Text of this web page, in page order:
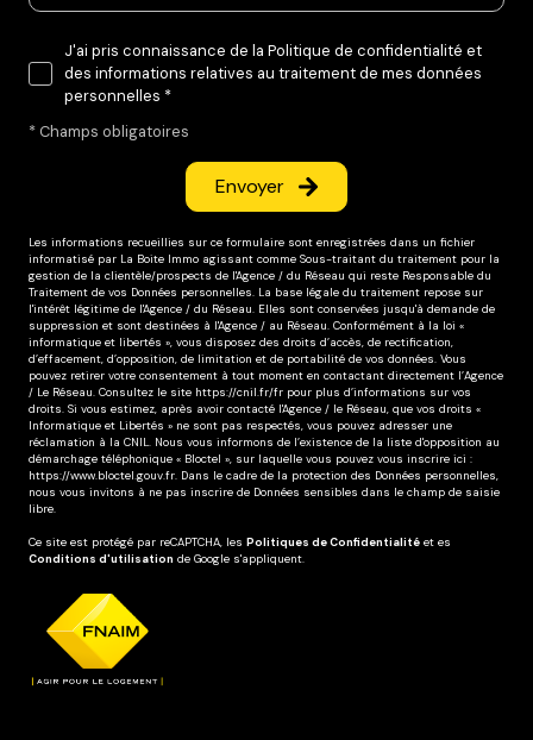
J'ai pris connaissance de la Politique de confidentialité et
des informations relatives au traitement de mes données
personnelles *
* Champs obligatoires
Envoyer
Les informations recueillies sur ce formulaire sont enregistrées dans un fichier
informatisé par La Boite Immo agissant comme Sous-traitant du traitement pour la
gestion de la clientèle/prospects de l'Agence / du Réseau qui reste Responsable du
Traitement de vos Données personnelles. La base légale du traitement repose sur
l'intérêt légitime de l'Agence / du Réseau. Elles sont conservées jusqu'à demande de
suppression et sont destinées à l'Agence / au Réseau. Conformément à la loi «
informatique et libertés », vous disposez des droits d’accès, de rectification,
d’effacement, d’opposition, de limitation et de portabilité de vos données. Vous
pouvez retirer votre consentement à tout moment en contactant directement l’Agence
/ Le Réseau. Consultez le site https://cnil.fr/fr pour plus d’informations sur vos
droits. Si vous estimez, après avoir contacté l'Agence / le Réseau, que vos droits «
Informatique et Libertés » ne sont pas respectés, vous pouvez adresser une
réclamation à la CNIL. Nous vous informons de l’existence de la liste d'opposition au
démarchage téléphonique « Bloctel », sur laquelle vous pouvez vous inscrire ici :
https://www.bloctel.gouv.fr. Dans le cadre de la protection des Données personnelles,
nous vous invitons à ne pas inscrire de Données sensibles dans le champ de saisie
libre.
Ce site est protégé par reCAPTCHA, les Politiques de Confidentialité et es
Conditions d'utilisation de Google s'appliquent.